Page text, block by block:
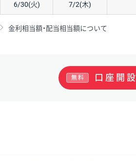
6/30(火) 7/2(木)
金利相当額・配当相当額について
口座開設
無料